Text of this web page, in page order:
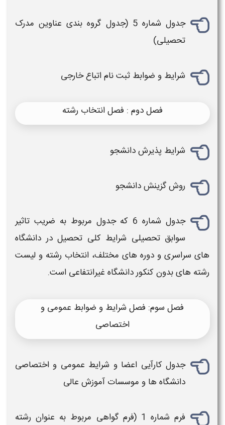
جدول شماره 5 (جدول گروه بندی عناوین مدرک
تحصیلی)
شرایط و ضوابط ثبت ناماتباع خارجی
فصل دوم : فصل انتخاب رشته
شرایط پذیرش دانشجو
روش گزینش دانشجو
جدول شماره 6 که جدول مربوط به ضریب تاثیر
سوابق تحصیلی شرایط کلی تحصیل در دانشگاه
های سراسری و دوره های مختلف، انتخاب رشته و لیست
رشته هایبدون کنکوردانشگاه غیرانتفاعی است.
فصل سوم: فصل شرایط و ضوابط عمومی و
اختصاصی
جدول کارآیی اعضا و شرایط عمومی و اختصاصی
دانشگاه ها و موسسات آموزش عالی
فرم شماره 1 (فرم گواهی مربوط به عنوان
رشته